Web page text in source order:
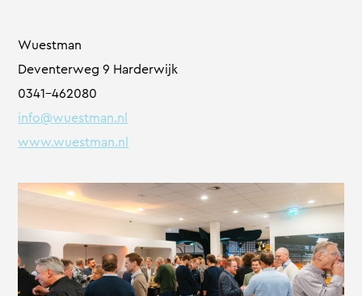
Wuestman
Deventerweg 9 Harderwijk
0341-462080
info@wuestman.nl
www.wuestman.nl